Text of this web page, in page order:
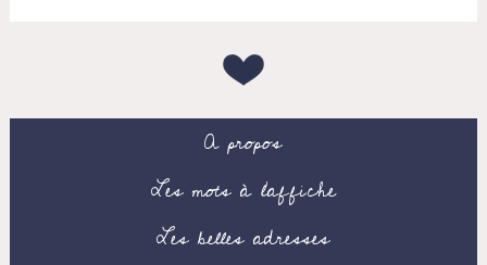
A propos
Les mots à l’affiche
Les belles adresses